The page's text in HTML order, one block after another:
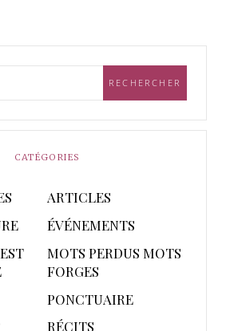
CATÉGORIES
ARTICLES
ÉVÉNEMENTS
MOTS PERDUS MOTS
FORGES
PONCTUAIRE
RÉCITS